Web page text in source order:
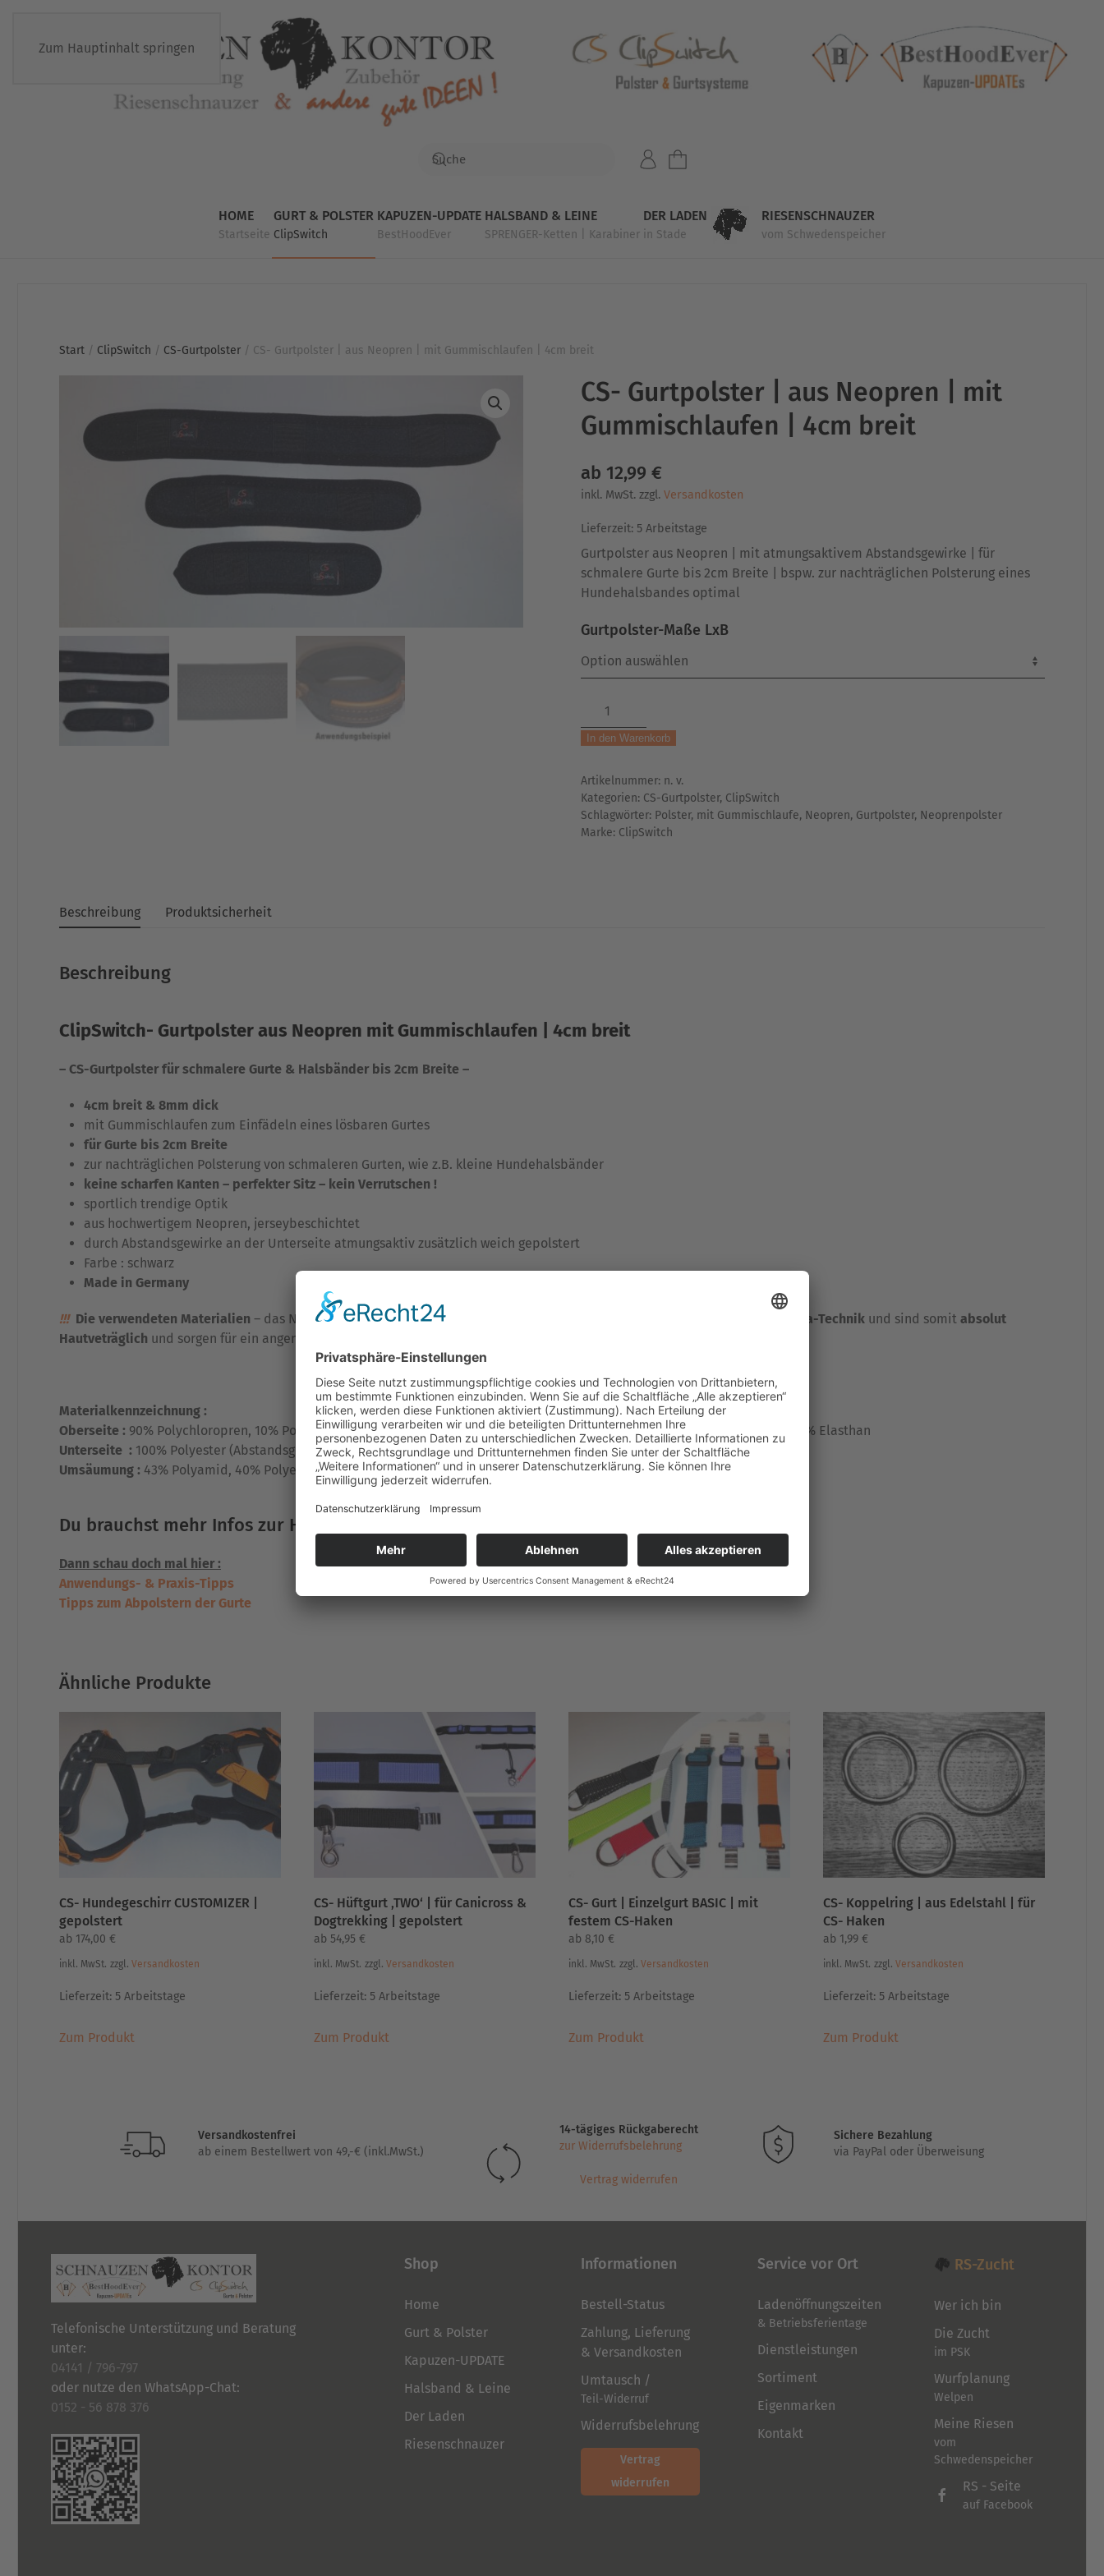
Zum Hauptinhalt springen
HOME
Startseite
GURT & POLSTER
ClipSwitch
KAPUZEN-UPDATE
BestHoodEver
HALSBAND & LEINE
SPRENGER-Ketten | Karabiner
DER LADEN
in Stade
RIESENSCHNAUZER
vom Schwedenspeicher
Start / ClipSwitch / CS-Gurtpolster / CS- Gurtpolster | aus Neopren | mit Gummischlaufen | 4cm breit
CS- Gurtpolster | aus Neopren | mit
Gummischlaufen | 4cm breit
ab 12,99 €
inkl. MwSt. zzgl. Versandkosten
Lieferzeit: 5 Arbeitstage
Gurtpolster aus Neopren | mit atmungsaktivem Abstandsgewirke | für
schmalere Gurte bis 2cm Breite | bspw. zur nachträglichen Polsterung eines
Hundehalsbandes optimal
Gurtpolster-Maße LxB
|
Neopren
|
mit
Gummischlaufen
In den Warenkorb
Artikelnummer: n. v.
Kategorien: CS-Gurtpolster, ClipSwitch
Schlagwörter: Polster, mit Gummischlaufe, Neopren, Gurtpolster, Neoprenpolster
Marke: ClipSwitch
Beschreibung Produktsicherheit
Beschreibung
ClipSwitch- Gurtpolster aus Neopren mit Gummischlaufen | 4cm breit
– CS-Gurtpolster für schmalere Gurte & Halsbänder bis 2cm Breite –
4cm breit & 8mm dick
mit Gummischlaufen zum Einfädeln eines lösbaren Gurtes
für Gurte bis 2cm Breite
zur nachträglichen Polsterung von schmaleren Gurten, wie z.B. kleine Hundehalsbänder
keine scharfen Kanten – perfekter Sitz – kein Verrutschen !
sportlich trendige Optik
aus hochwertigem Neopren, jerseybeschichtet
durch Abstandsgewirke an der Unterseite atmungsaktiv zusätzlich weich gepolstert
Farbe : schwarz
Made in Germany
!!! Die verwendeten Materialien – das Neopren sowie das Abstandsgewirke – erfüllen die Kriterien für den Einsatz in der ReHa-Technik und sind somit absolut
Hautveträglich und sorgen für ein angenehm weiches Tragegefühl !
Materialkennzeichnung :
Oberseite : 90% Polychloropren, 10% Polyester (jerseybeschichtetes Neopren); aufgesetzte Gummibänder : 82% Polyester, 18% Elasthan
Unterseite : 100% Polyester (Abstandsgewirke)
Umsäumung : 43% Polyamid, 40% Polyester, 17% Elasthan
Du brauchst mehr Infos zur Handhabung der Gurtpolster ?
Dann schau doch mal hier :
Anwendungs- & Praxis-Tipps
Tipps zum Abpolstern der Gurte
Ähnliche Produkte
CS- Hundegeschirr CUSTOMIZER |
gepolstert
ab 174,00 €
inkl. MwSt. zzgl. Versandkosten
Lieferzeit: 5 Arbeitstage
Zum ProduktProdukt
Die
Optionen
gewählt
werden
CS- Hüftgurt ‚TWO‘ | für Canicross &
Dogtrekking | gepolstert
ab 54,95 €
inkl. MwSt. zzgl. Versandkosten
Lieferzeit: 5 Arbeitstage
Zum ProduktProdukt
Optionen
gewählt
werden
CS- Gurt | Einzelgurt BASIC | mit
festem CS-Haken
ab 8,10 €
inkl. MwSt. zzgl. Versandkosten
Lieferzeit: 5 Arbeitstage
Zum ProduktProdukt
Die
können
CS- Koppelring | aus Edelstahl | für
CS- Haken
ab 1,99 €
inkl. MwSt. zzgl. Versandkosten
Lieferzeit: 5 Arbeitstage
Zum ProduktProdukt
Die
Optionen
gewählt
werden
Versandkostenfrei
ab einem Bestellwert von 49,-€ (inkl.MwSt.)
14-tägiges Rückgaberecht
zur Widerrufsbelehrung
Vertrag widerrufen
Sichere Bezahlung
via PayPal oder Überweisung
Telefonische Unterstützung und Beratung
unter:
04141 / 796-797
oder nutze den WhatsApp-Chat:
0152 - 56 878 376
Shop
Home
Gurt & Polster
Kapuzen-UPDATE
Halsband & Leine
Der Laden
Riesenschnauzer
Informationen
Bestell-Status
Zahlung, Lieferung
& Versandkosten
Umtausch /
Teil-Widerruf
Widerrufsbelehrung
Vertrag
widerrufen
Service vor Ort
Ladenöffnungszeiten
& Betriebsferientage
Dienstleistungen
Sortiment
Eigenmarken
Kontakt
RS-Zucht
Wer ich bin
Die Zucht
im PSK
Wurfplanung
Welpen
Meine Riesen
vom
Schwedenspeicher
RS - Seite
auf Facebook